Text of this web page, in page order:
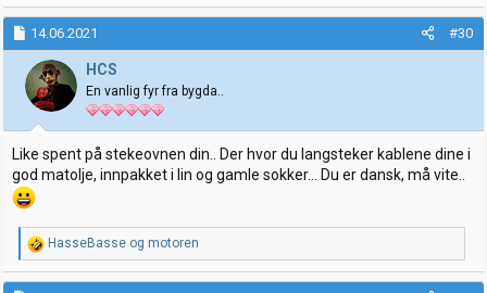
a
k
s
j
o
n
e
r
:
14.06.2021 #30
HCS
En vanlig fyr fra bygda..
Like spent på stekeovnen din.. Der hvor du langsteker kablene dine i
god matolje, innpakket i lin og gamle sokker... Du er dansk, må vite..
R
e
a
HasseBasse og motoren